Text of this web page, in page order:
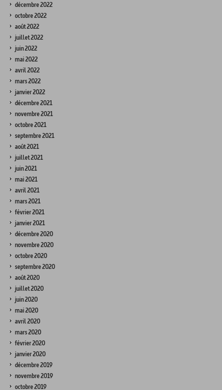
décembre 2022
octobre 2022
août 2022
juillet 2022
juin 2022
mai 2022
avril 2022
mars 2022
janvier 2022
décembre 2021
novembre 2021
octobre 2021
septembre 2021
août 2021
juillet 2021
juin 2021
mai 2021
avril 2021
mars 2021
février 2021
janvier 2021
décembre 2020
novembre 2020
octobre 2020
septembre 2020
août 2020
juillet 2020
juin 2020
mai 2020
avril 2020
mars 2020
février 2020
janvier 2020
décembre 2019
novembre 2019
octobre 2019